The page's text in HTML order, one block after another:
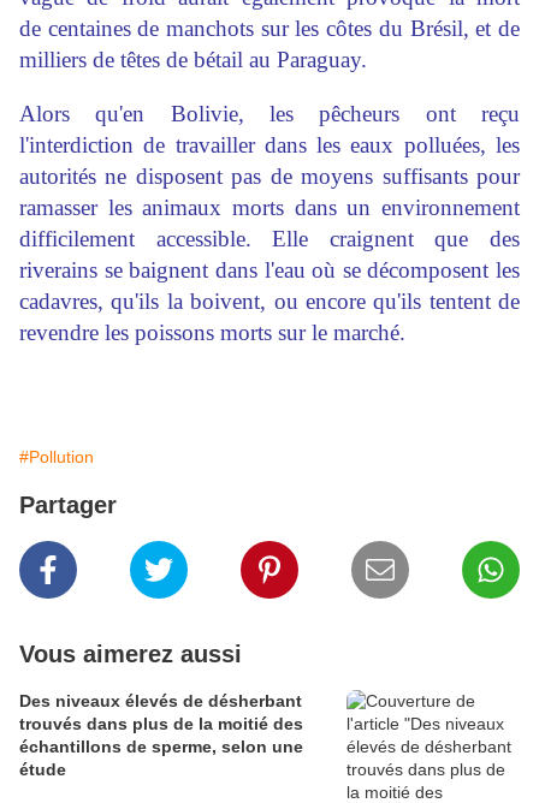
de centaines de manchots sur les côtes du Brésil, et de
milliers de têtes de bétail au Paraguay.
Alors qu'en Bolivie, les pêcheurs ont reçu
l'interdiction de travailler dans les eaux polluées, les
autorités ne disposent pas de moyens suffisants pour
ramasser les animaux morts dans un environnement
difficilement accessible. Elle craignent que des
riverains se baignent dans l'eau où se décomposent les
cadavres, qu'ils la boivent, ou encore qu'ils tentent de
revendre les poissons morts sur le marché.
#Pollution
Partager
Vous aimerez aussi
Des niveaux élevés de désherbant
trouvés dans plus de la moitié des
échantillons de sperme, selon une
étude